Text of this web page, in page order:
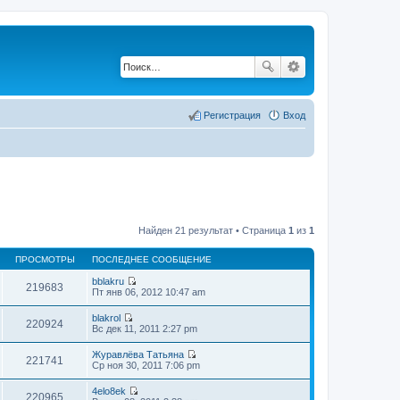
Вход
Регистрация
Найден 21 результат • Страница 1 из 1
ПРОСМОТРЫ ПОСЛЕДНЕЕ СООБЩЕНИЕ
219683
bblakru
П
е
й
т
и
с
Пт янв 06, 2012 10:47 am
220924
blakrol
П
е
е
й
т
и
Вс дек 11, 2011 2:27 pm
221741
Журавлёва Татьяна
П
Ср ноя 30, 2011 7:06 pm
220965
4elo8ek